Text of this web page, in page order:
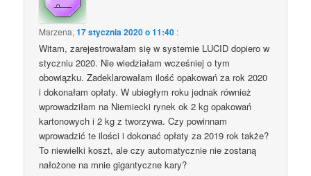
Marzena,17 stycznia 2020 o 11:40 :
Witam, zarejestrowałam się w systemie LUCID dopiero w
styczniu 2020. Nie wiedziałam wcześniej o tym
obowiązku. Zadeklarowałam ilość opakowań za rok 2020
i dokonałam opłaty. W ubiegłym roku jednak również
wprowadziłam na Niemiecki rynek ok 2 kg opakowań
kartonowych i 2 kg z tworzywa. Czy powinnam
wprowadzić te ilości i dokonać opłaty za 2019 rok także?
To niewielki koszt, ale czy automatycznie nie zostaną
nałożone na mnie gigantyczne kary?